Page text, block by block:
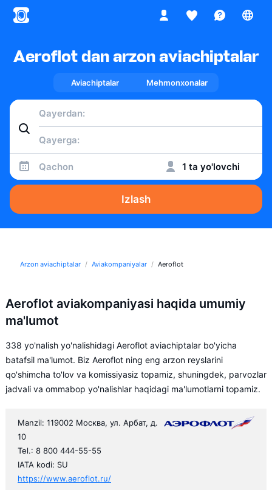
Aeroflot dan arzon aviachiptalar
Aviachiptalar Mehmonxonalar
Qachon 1 ta yo'lovchi
Izlash
Arzon aviachiptalar Aviakompaniyalar Aeroflot
Aeroflot aviakompaniyasi haqida umumiy
ma'lumot
338 yo'nalish yo'nalishidagi Aeroflot aviachiptalar bo'yicha
batafsil ma'lumot. Biz Aeroflot ning eng arzon reyslarini
qo'shimcha to'lov va komissiyasiz topamiz, shuningdek, parvozlar
jadvali va ommabop yo'nalishlar haqidagi ma'lumotlarni topamiz.
Manzil: 119002 Москва, ул. Арбат, д.
10
Tel.: 8 800 444-55-55
IATA kodi: SU
https://www.aeroflot.ru/